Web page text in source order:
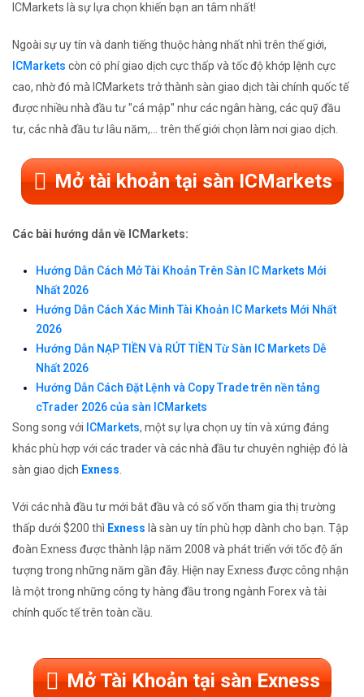
ICMarkets là sự lựa chọn khiến bạn an tâm nhất!
Ngoài sự uy tín và danh tiếng thuộc hàng nhất nhì trên thế giới,
ICMarkets còn có phí giao dịch cực thấp và tốc độ khớp lệnh cực
cao, nhờ đó mà ICMarkets trở thành sàn giao dịch tài chính quốc tế
được nhiều nhà đầu tư "cá mập" như các ngân hàng, các quỹ đầu
tư, các nhà đầu tư lâu năm,... trên thế giới chọn làm nơi giao dịch.
Mở tài khoản tại sàn ICMarkets
Các bài hướng dẫn về ICMarkets:
Hướng Dẫn Cách Mở Tài Khoản Trên Sàn IC Markets Mới
Nhất 2026
Hướng Dẫn Cách Xác Minh Tài Khoản IC Markets Mới Nhất
2026
Hướng Dẫn NẠP TIỀN Và RÚT TIỀN Từ Sàn IC Markets Dễ
Nhất 2026
Hướng Dẫn Cách Đặt Lệnh và Copy Trade trên nền tảng
cTrader 2026 của sàn ICMarkets
Song song với ICMarkets, một sự lựa chọn uy tín và xứng đáng
khác phù hợp với các trader và các nhà đầu tư chuyên nghiệp đó là
sàn giao dịch Exness.
Với các nhà đầu tư mới bắt đầu và có số vốn tham gia thị trường
thấp dưới $200 thì Exness là sàn uy tín phù hợp dành cho bạn. Tập
đoàn Exness được thành lập năm 2008 và phát triển với tốc độ ấn
tượng trong những năm gần đây. Hiện nay Exness được công nhận
là một trong những công ty hàng đầu trong ngành Forex và tài
chính quốc tế trên toàn cầu.
Mở Tài Khoản tại sàn Exness